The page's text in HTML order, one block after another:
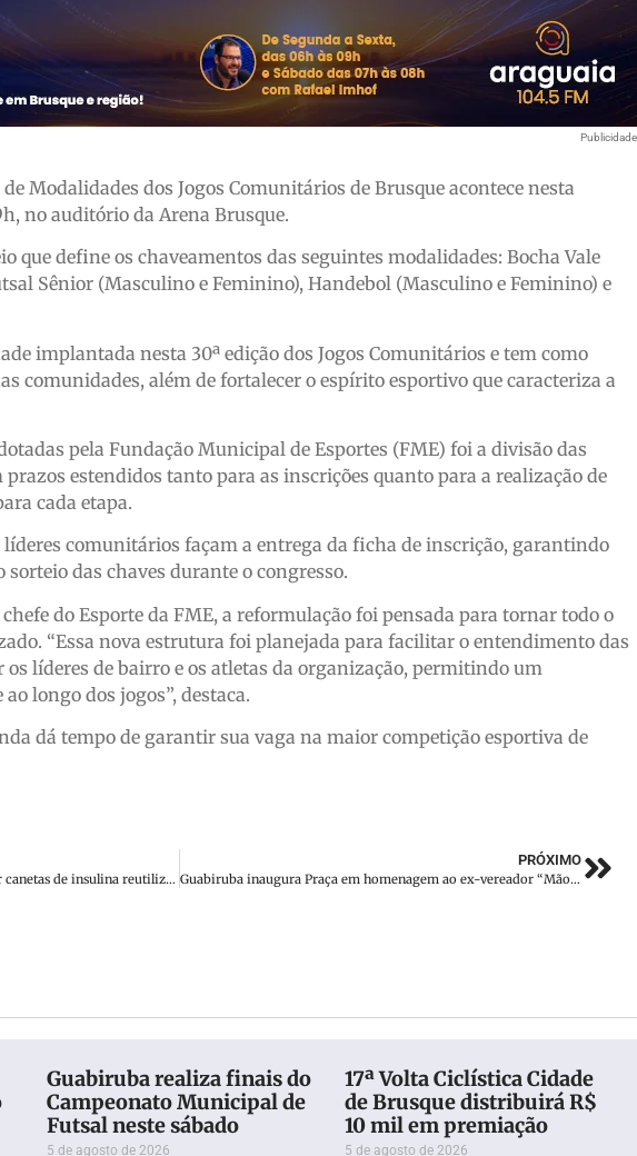
Publicidade
Modalidades dos Jogos Comunitários de Brusque acontece nesta
no auditório da Arena Brusque.
que define os chaveamentos das seguintes modalidades: Bocha Vale
Sênior (Masculino e Feminino), Handebol (Masculino e Feminino) e
implantada nesta 30ª edição dos Jogos Comunitários e tem como
comunidades, além de fortalecer o espírito esportivo que caracteriza a
pela Fundação Municipal de Esportes (FME) foi a divisão das
estendidos tanto para as inscrições quanto para a realização de
cada etapa.
líderes comunitários façam a entrega da ficha de inscrição, garantindo
das chaves durante o congresso.
chefe do Esporte da FME, a reformulação foi pensada para tornar todo o
“Essa nova estrutura foi planejada para facilitar o entendimento das
líderes de bairro e os atletas da organização, permitindo um
longo dos jogos”, destaca.
dá tempo de garantir sua vaga na maior competição esportiva de
Pacientes do SUS começam a receber canetas de insulina reutilizáveis a partir deste mês
PRÓXIMO
Guabiruba inaugura Praça em homenagem ao ex-vereador “Mão de Onça”
Guabiruba realiza finais do
Campeonato Municipal de
Futsal neste sábado
5 de agosto de 2026
17ª Volta Ciclística Cidade
de Brusque distribuirá R$
10 mil em premiação
5 de agosto de 2026